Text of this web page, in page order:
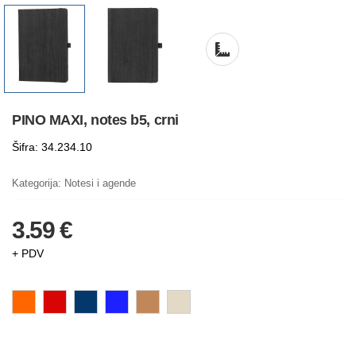
PINO MAXI, notes b5, crni
Šifra: 34.234.10
Kategorija: Notesi i agende
3.59 €
+ PDV